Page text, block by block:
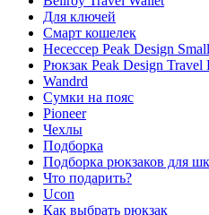
Для ключей
Смарт кошелек
Несессер Peak Design
Рюкзак Peak Design Travel
Wandrd
Сумки на пояс
Pioneer
Чехлы
Подборка
Подборка рюкзаков для
Что подарить?
Ucon
Как выбрать рюкзак